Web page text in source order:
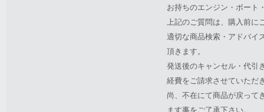
お持ちのエンジン・ボート
上記のご質問は、購入前に
適切な商品検索・アドバイ
頂きます。
発送後のキャンセル・代引
経費をご請求させていただ
尚、不在にて商品が戻って
ます事をご了承下さい。